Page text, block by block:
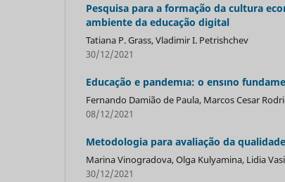
Pesquisa para a formação da cultura
ambiente da educação digital
Tatiana P. Grass, Vladimir I. Petrishchev
30/12/2021
Educação e pandemıa: o ensıno
Fernando Damião de Paula, Marcos Cesar
08/12/2021
Metodologia para avaliação da
Marina Vinogradova, Olga Kulyamina, Lidia
30/12/2021